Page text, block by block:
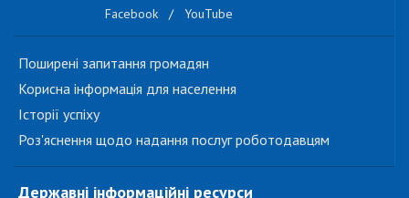
Facebook / YouTube
Поширені запитання громадян
Корисна інформація для населення
Історії успіху
Роз'яснення щодо надання послуг роботодавцям
Державні інформаційні ресурси